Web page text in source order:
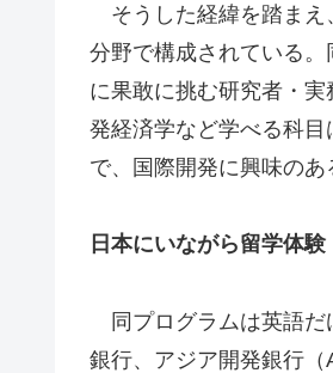
そうした経緯を踏まえ
分野で構成されている
に果敢に挑む研究者・
発経済学など学べる科
で、国際開発に興味のあ
日本にいながら留学体験
同プログラムは英語だ
銀行、アジア開発銀行